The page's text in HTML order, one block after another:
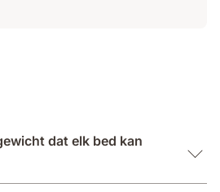
dat elk bed kan